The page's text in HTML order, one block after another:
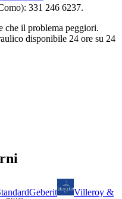
331 246 6237.
che il problema peggiori.
disponibile 24 ore su 24
Geberit
Villeroy &